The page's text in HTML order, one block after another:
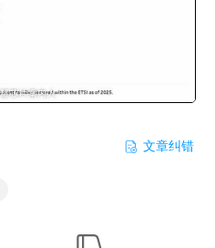
文章纠错